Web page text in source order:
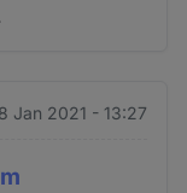
Jan 2021 - 13:27